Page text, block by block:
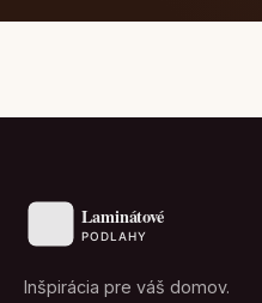
Inšpirácia pre váš domov.